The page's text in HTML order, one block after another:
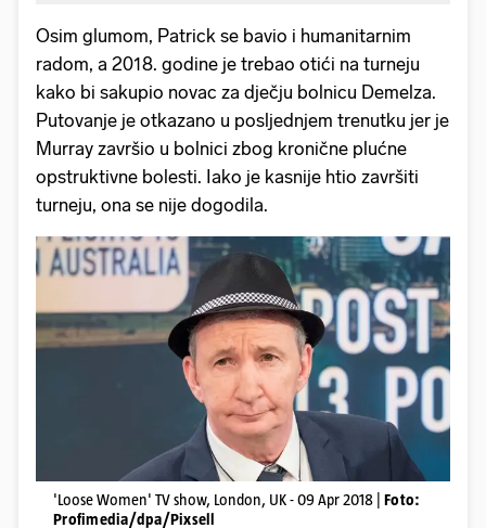
Osim glumom, Patrick se bavio i humanitarnim
radom, a 2018. godine je trebao otići na turneju
kako bi sakupio novac za dječju bolnicu Demelza.
Putovanje je otkazano u posljednjem trenutku jer je
Murray završio u bolnici zbog kronične plućne
opstruktivne bolesti. Iako je kasnije htio završiti
turneju, ona se nije dogodila.
'Loose Women' TV show, London, UK - 09 Apr 2018 | Foto:
Profimedia/dpa/Pixsell